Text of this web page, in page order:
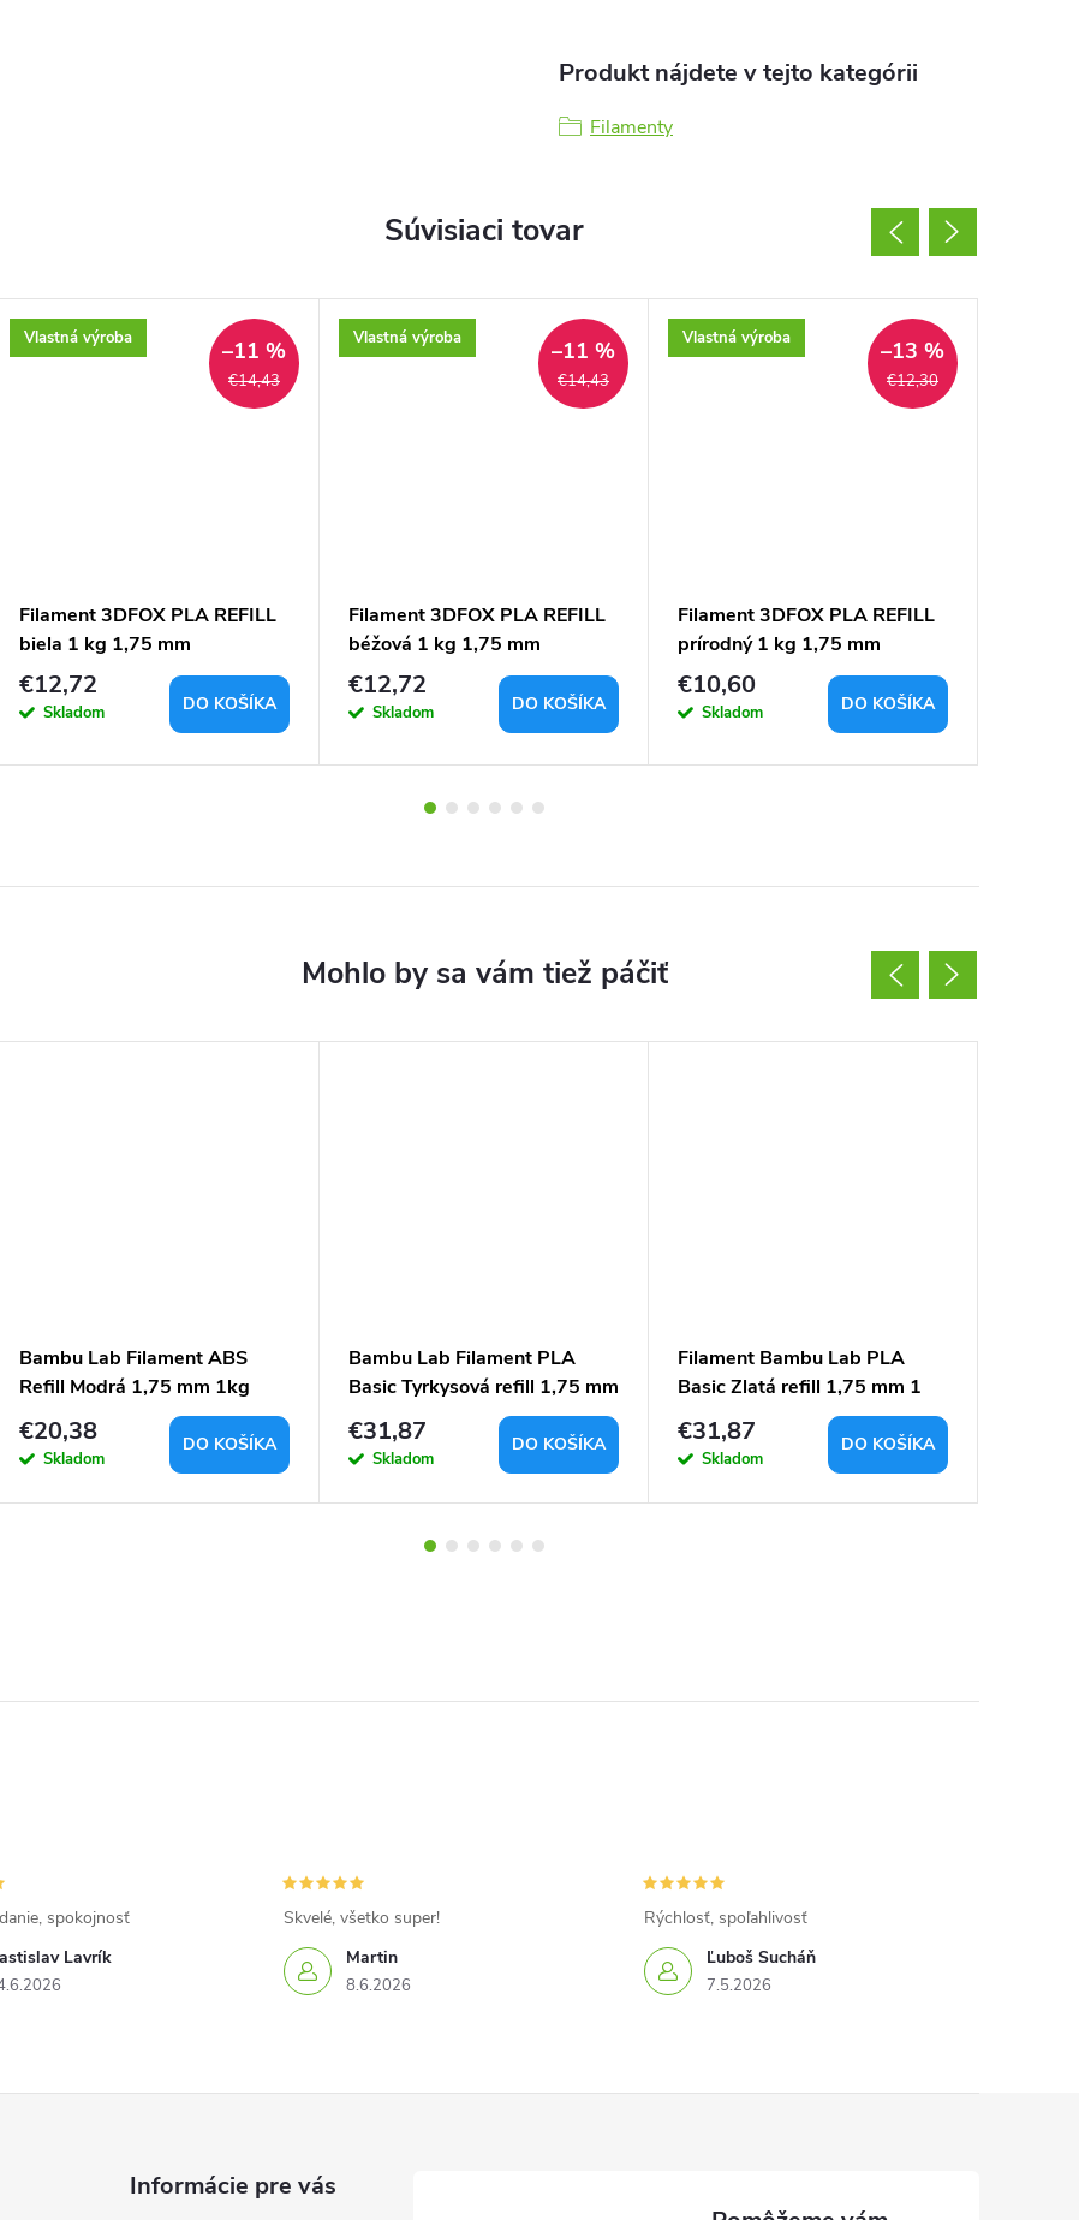
Produkt nájdete v tejto kategórii
Filamenty
Súvisiaci tovar
Vlastná výroba
€14,43
–11 %
Filament 3DFOX PLA REFILL
biela 1 kg 1,75 mm
€12,72
Skladom DO KOŠÍKA
Vlastná výroba
€14,43
–11 %
Filament 3DFOX PLA REFILL
béžová 1 kg 1,75 mm
€12,72
Skladom DO KOŠÍKA
Vlastná výroba
€12,30
–13 %
Filament 3DFOX PLA REFILL
prírodný 1 kg 1,75 mm
€10,60
Skladom DO KOŠÍKA
Bambu Lab Filament ABS
Refill Modrá 1,75 mm 1kg
€20,38
Skladom
DO KOŠÍKA
Bambu Lab Filament PLA
Basic Tyrkysová refill 1,75 mm
1 kg
€31,87
Skladom
DO KOŠÍKA
Filament Bambu Lab PLA
Basic Zlatá refill 1,75 mm 1
kg
€31,87
Skladom
DO KOŠÍKA
Lavrík
spokojnosť
Martin
8.6.2026
Skvelé, všetko super!
Ľuboš Sucháň
7.5.2026
Rýchlosť, spoľahlivosť
Informácie pre vás